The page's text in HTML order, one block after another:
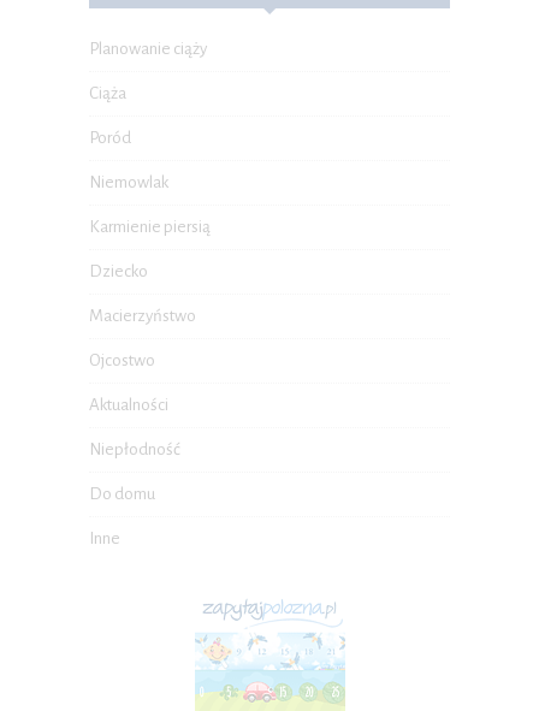
Planowanie ciąży
Ciąża
Poród
Niemowlak
Karmienie piersią
Dziecko
Macierzyństwo
Ojcostwo
Aktualności
Niepłodność
Do domu
Inne